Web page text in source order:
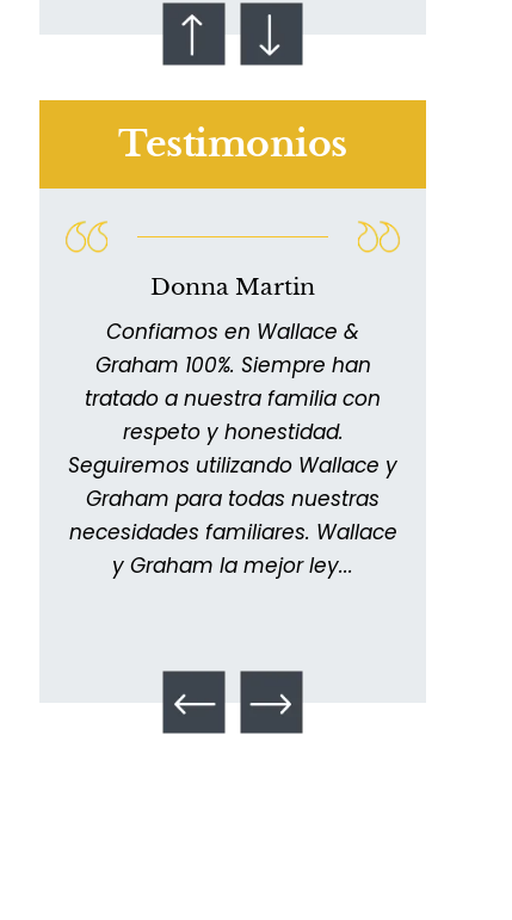
Testimonios
Donna Martin
Confiamos en Wallace &
Graham 100%. Siempre han
tratado a nuestra familia con
respeto y honestidad.
Seguiremos utilizando Wallace y
Graham para todas nuestras
necesidades familiares. Wallace
y Graham la mejor ley...